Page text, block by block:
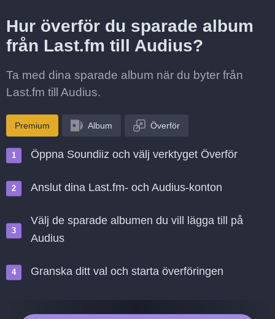
Hur överför du sparade album
från Last.fm till Audius?
Ta med dina sparade album när du byter från
Last.fm till Audius.
Premium Album Överför
Öppna Soundiiz och välj verktyget Överför
Anslut dina Last.fm- och Audius-konton
Välj de sparade albumen du vill lägga till på
Audius
Granska ditt val och starta överföringen